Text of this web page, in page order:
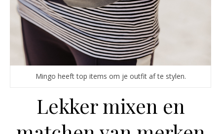
Mingo heeft top items om je outfit af te stylen.
Lekker mixen en